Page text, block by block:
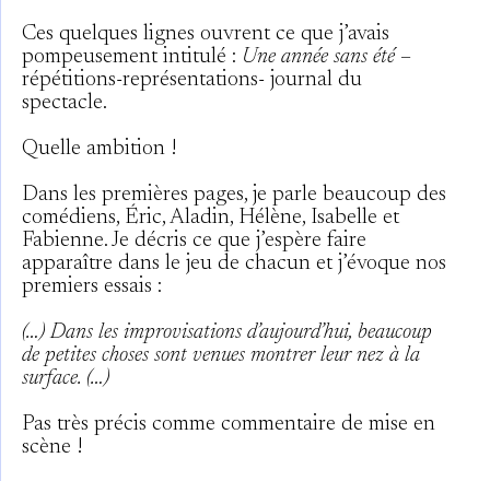
Ces quelques lignes ouvrent ce que j’avais
pompeusement intitulé : Une année sans été –
répétitions-représentations- journal du
spectacle.
Quelle ambition !
Dans les premières pages, je parle beaucoup des
comédiens, Éric, Aladin, Hélène, Isabelle et
Fabienne. Je décris ce que j’espère faire
apparaître dans le jeu de chacun et j’évoque nos
premiers essais :
(…) Dans les improvisations d’aujourd’hui, beaucoup
de petites choses sont venues montrer leur nez à la
surface. (…)
Pas très précis comme commentaire de mise en
scène !